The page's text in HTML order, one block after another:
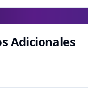
Adicionales